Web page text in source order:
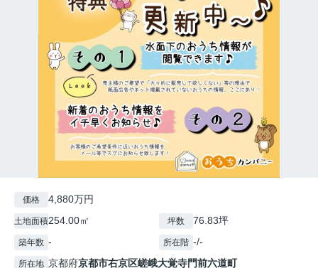
価格 4,880万円
土地面積254.00㎡ 坪数 76.83坪
築年数 - 所在階 -/-
所在地 京都府京都市右京区嵯峨大覚寺門前六道町